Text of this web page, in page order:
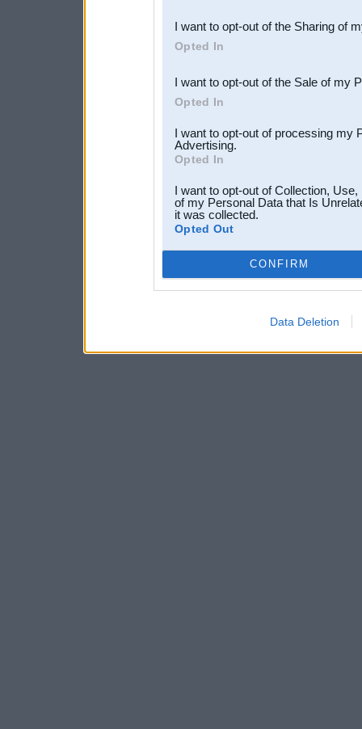
Downstream Participants
third parties.
I want to opt-out of the Sharing of
Opted In
I want to opt-out of the Sale of my
Opted In
I want to opt-out of processing my
Advertising.
Opted In
I want to opt-out of Collection,
of my Personal Data that Is
it was collected.
Opted Out
CONFIRM
Data Deletion